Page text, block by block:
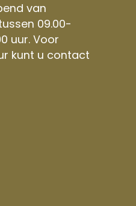
van
09.00-
uur. Voor
kunt u contact